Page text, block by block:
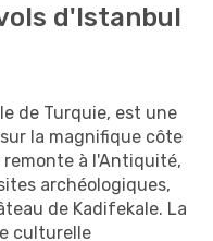
d'Istanbul
de Turquie, est une
la magnifique côte
remonte à l'Antiquité,
archéologiques,
de Kadifekale. La
culturelle